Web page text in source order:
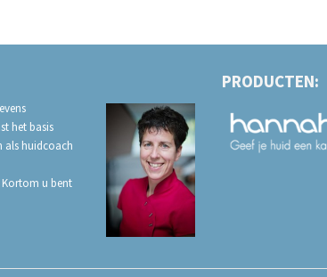
het basis
als huidcoach
u bent
PRODUCTEN: